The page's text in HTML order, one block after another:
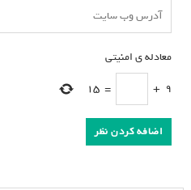
معادله ی امنیتی
9
+
=
15